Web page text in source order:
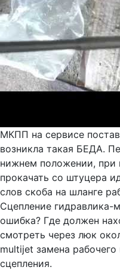
МКПП на сервисе
возникла такая БЕДА.
нижнем положении, при
прокачать со штуцера
слов скоба на шланге
Сцепление
ошибка? Где должен
смотреть через люк
multijet замена
сцепления.